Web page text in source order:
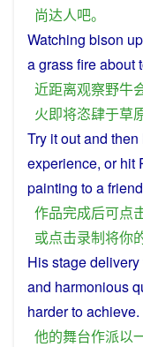
尚达人吧。
Watching bison up
agrassfireabout
近距离观察野牛
火即将恣肆于草
Try it out and then
experience, or hit
painting toafriend
作品完成后可点
或点击录制将你
Hisstagedelivery
and harmonious
hardertoachieve.
他的舞台作派以